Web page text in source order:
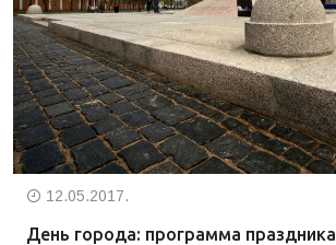
12.05.2017.
День города: программа праздника